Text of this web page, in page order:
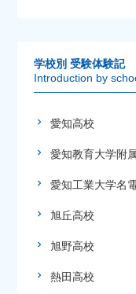
学校別 受験体験記
Introduction by
愛知高校
愛知教育大学附
愛知工業大学名
旭丘高校
旭野高校
熱田高校